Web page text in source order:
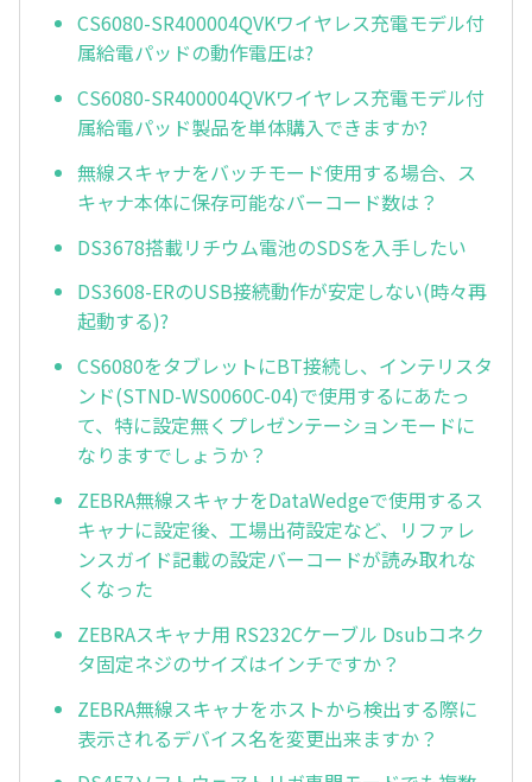
CS6080-SR400004QVKワイヤレス充電モデル付
属給電パッドの動作電圧は?
CS6080-SR400004QVKワイヤレス充電モデル付
属給電パッド製品を単体購入できますか?
無線スキャナをバッチモード使用する場合、ス
キャナ本体に保存可能なバーコード数は？
DS3678搭載リチウム電池のSDSを入手したい
DS3608-ERのUSB接続動作が安定しない(時々再
起動する)?
CS6080をタブレットにBT接続し、インテリスタ
ンド(STND-WS0060C-04)で使用するにあたっ
て、特に設定無くプレゼンテーションモードに
なりますでしょうか？
ZEBRA無線スキャナをDataWedgeで使用するス
キャナに設定後、工場出荷設定など、リファレ
ンスガイド記載の設定バーコードが読み取れな
くなった
ZEBRAスキャナ用 RS232Cケーブル Dsubコネク
タ固定ネジのサイズはインチですか？
ZEBRA無線スキャナをホストから検出する際に
表示されるデバイス名を変更出来ますか？